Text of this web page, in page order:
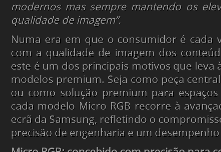
modernos mas sempre mantendo os
qualidade de imagem”.
Numa era em que o consumidor é cada
com a qualidade de imagem dos
este é um dos principais motivos que leva
modelos premium. Seja como peça
ou como solução premium para
cada modelo Micro RGB recorre à
ecrã da Samsung, refletindo o
precisão de engenharia e um